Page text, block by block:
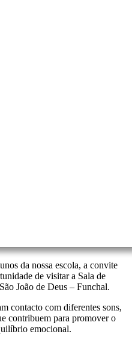
da nossa escola, a convite
de visitar a Sala de
João de Deus – Funchal.
contacto com diferentes sons,
contribuem para promover o
emocional.